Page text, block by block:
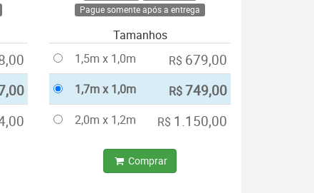
Pague somente após a entrega
Tamanhos
1,5m x 1,0m
R$ 679,00
1,7m x 1,0m R$749,00
2,0m x 1,2m R$ 1.150,00
Comprar